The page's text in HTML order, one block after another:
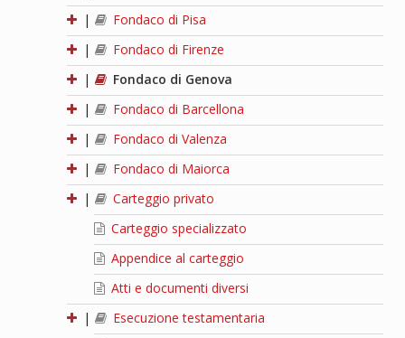
|
Fondaco di Pisa
|
Fondaco di Firenze
|
Fondaco di Genova
|
Fondaco di Barcellona
|
Fondaco di Valenza
|
Fondaco di Maiorca
|
Carteggio privato
Carteggio specializzato
Appendice al carteggio
Atti e documenti diversi
|
Esecuzione testamentaria